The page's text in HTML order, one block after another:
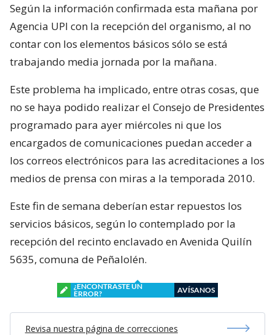
Según la información confirmada esta mañana por
Agencia UPI con la recepción del organismo, al no
contar con los elementos básicos sólo se está
trabajando media jornada por la mañana.
Este problema ha implicado, entre otras cosas, que
no se haya podido realizar el Consejo de Presidentes
programado para ayer miércoles ni que los
encargados de comunicaciones puedan acceder a
los correos electrónicos para las acreditaciones a los
medios de prensa con miras a la temporada 2010.
Este fin de semana deberían estar repuestos los
servicios básicos, según lo contemplado por la
recepción del recinto enclavado en Avenida Quilín
5635, comuna de Peñalolén.
¿ENCONTRASTE UN
ERROR?
AVÍSANOS
Revisa nuestra página de correcciones